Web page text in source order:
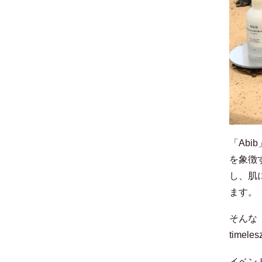
「
を象徴
し、肌
ます。
そんな